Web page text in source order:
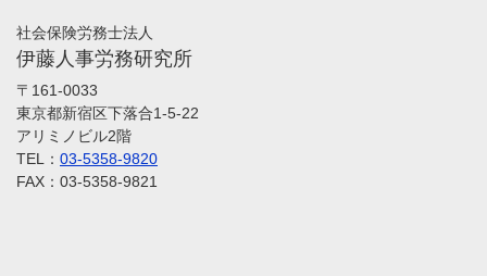
社会保険労務士法人
伊藤人事労務研究所
〒161-0033
東京都新宿区下落合1-5-22
アリミノビル2階
TEL： 03-5358-9820
FAX：03-5358-9821